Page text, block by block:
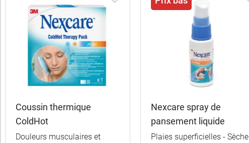
Coussin thermique
ColdHot
Douleurs musculaires et
Nexcare spray de
pansement liquide
Plaies superficielles - Sèche